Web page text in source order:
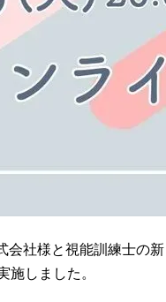
会社様と視能訓練士の新
施しました。